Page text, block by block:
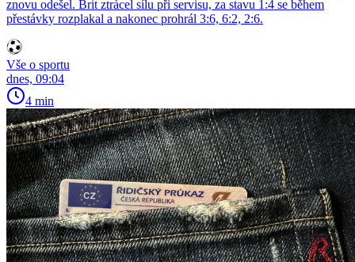
znovu odešel. Brit ztrácel sílu při servisu, za stavu 1:4 se během
přestávky rozplakal a nakonec prohrál 3:6, 6:2, 2:6.
Vše o sportu
dnes, 09:04
4 min